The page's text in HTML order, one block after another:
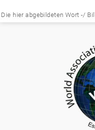
Die hier abgebildeten Wort -/